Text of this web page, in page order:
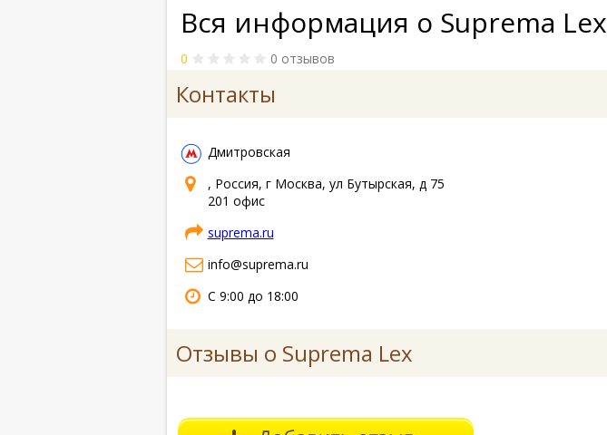
Вся информация о Suprema Lex
0 0 отзывов
Контакты
Дмитровская
, Россия, г Москва, ул Бутырская, д 75
201 офис
suprema.ru
info@suprema.ru
С 9:00 до 18:00
Отзывы о Suprema Lex